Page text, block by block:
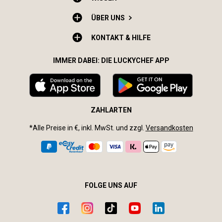
ÜBER UNS
KONTAKT & HILFE
IMMER DABEI: DIE LUCKYCHEF APP
ZAHLARTEN
*Alle Preise in €, inkl. MwSt. und zzgl. Versandkosten
FOLGE UNS AUF